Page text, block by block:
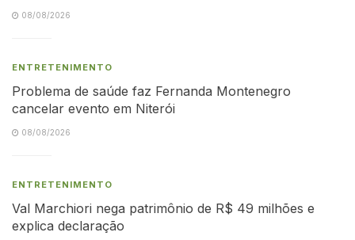
08/08/2026
ENTRETENIMENTO
Problema de saúde faz Fernanda Montenegro
cancelar evento em Niterói
08/08/2026
ENTRETENIMENTO
Val Marchiori nega patrimônio de R$ 49 milhões e
explica declaração